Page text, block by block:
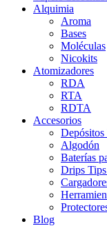
Alquimia
Aroma
Bases
Moléculas
Nicokits
Atomizadores
RDA
RTA
RDTA
Accesorios
Depósitos
Algodón
Baterías
Drips
Blog